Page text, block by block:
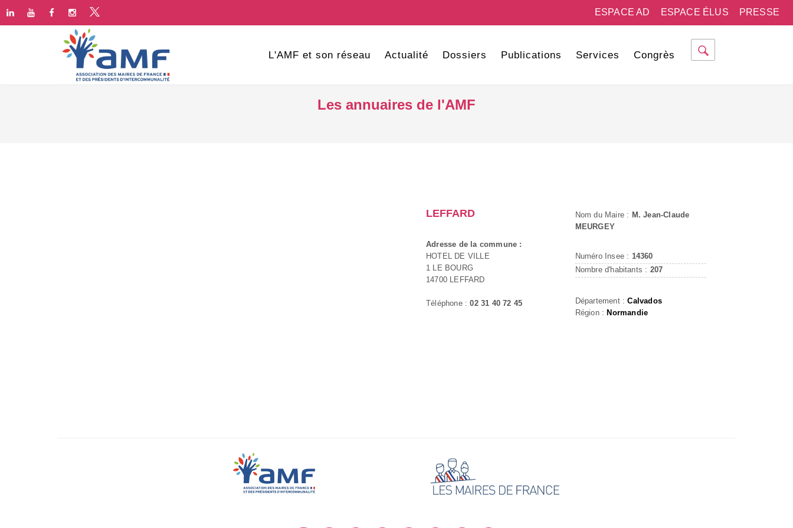
PRESSE
ESPACE ÉLUS
ESPACE AD
L'AMF et son réseau Actualité Dossiers Publications Services Congrès
Les annuaires de l'AMF
LEFFARD
Adresse de la commune :
HOTEL DE VILLE
1 LE BOURG
14700 LEFFARD
Téléphone :02 31 40 72 45
Nom du Maire : M. Jean-Claude
MEURGEY
Numéro Insee : 14360
Nombre d'habitants : 207
Département :Calvados
Région : Normandie